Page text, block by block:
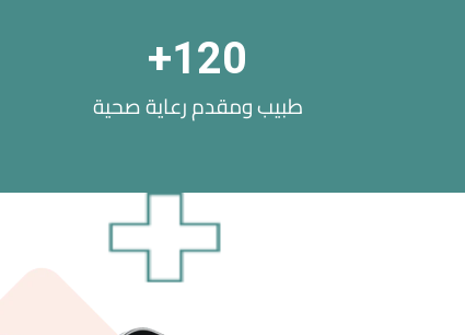
طبيب ومقدم رعاية صحية
120
+